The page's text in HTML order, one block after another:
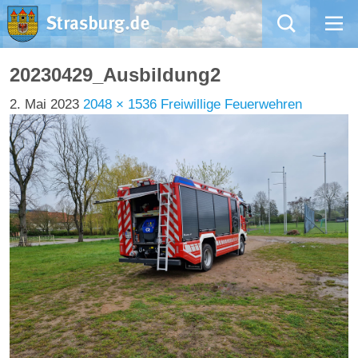
Mängelmeldung
Aktuelles
Rathaus
Natur – Kultur – Tourismus
Wirtschaft
Kommentarrichtlinien und Netiquette für unsere Social Media-Kanäle
Willkommen in Strasburg (Uckermark)
20230429_Ausbildung2
2. Mai 2023 2048 × 1536 Freiwillige Feuerwehren